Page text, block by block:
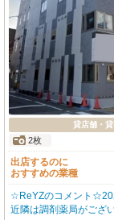
貸店舗・
2枚
出店するのに
おすすめの業種
☆ReYZのコメント
近隣は調剤薬局がござ